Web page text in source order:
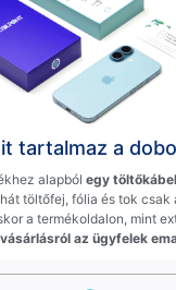
tartalmaz a
alapból egy
töltőfej, fólia és tok
a termékoldalon, mint
az ügyfelek